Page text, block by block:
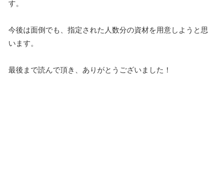
す。
今後は面倒でも、指定された人数分の資材を用意しようと思
います。
最後まで読んで頂き、ありがとうございました！